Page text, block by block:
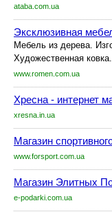
ataba.com.ua
Эксклюзивная
Мебель из дерева.
Художественная
www.romen.com.ua
Хресна - интернет
xresna.in.ua
Магазин
www.forsport.com.ua
Магазин Элитных
e-podarki.com.ua